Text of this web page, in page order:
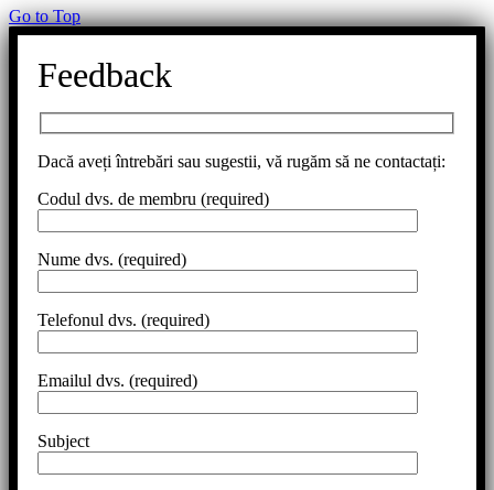
Go to Top
Feedback
Dacă aveți întrebări sau sugestii, vă rugăm să ne contactați:
Codul dvs. de membru (required)
Nume dvs. (required)
Telefonul dvs. (required)
Emailul dvs. (required)
Subject